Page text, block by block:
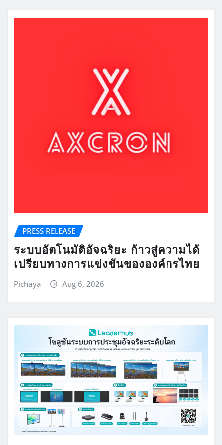
PRESS RELEASE
ระบบอัตโนมัติอัจฉริยะ ก้าวสู่ความได้
เปรียบทางการแข่งขันขององค์กรไทย
Pichaya Aug 6, 2026